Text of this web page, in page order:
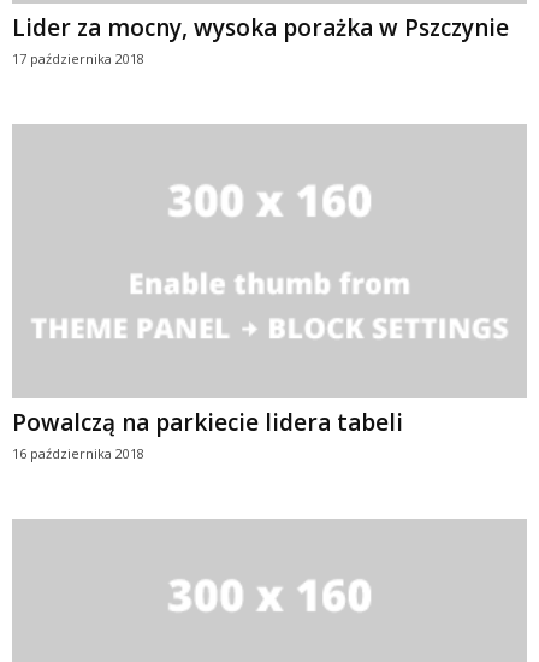
Lider za mocny, wysoka porażka w Pszczynie
17 października 2018
Powalczą na parkiecie lidera tabeli
16 października 2018